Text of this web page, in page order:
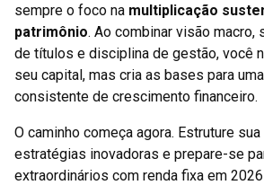
sempre o foco na multiplicação
patrimônio. Ao combinar visão macro,
de títulos e disciplina de gestão, você
seu capital, mas cria as bases para
consistente de crescimento financeiro.
O caminho começa agora. Estruture
estratégias inovadoras e prepare-se
extraordinários com renda fixa em